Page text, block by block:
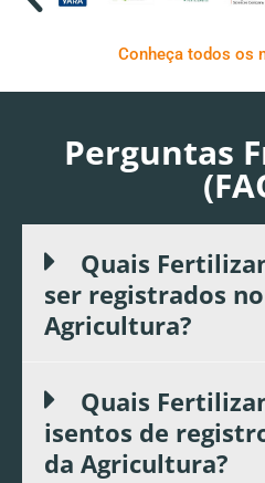
Conheça todos os
Perguntas
Quais
ser registrados
Agricultura?
Quais
isentos de
da Agricultura?